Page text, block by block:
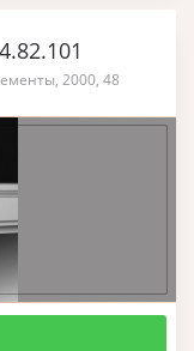
2000, 48